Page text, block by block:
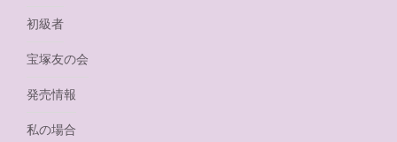
初級者
宝塚友の会
発売情報
私の場合